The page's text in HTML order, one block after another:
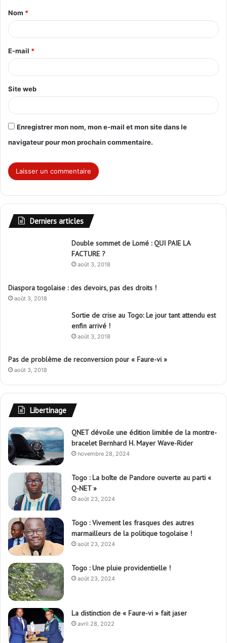
a
i
e
*
Nom *
E-mail *
Site web
Enregistrer mon nom, mon e-mail et mon site dans le
navigateur pour mon prochain commentaire.
Derniers articles
Double sommet de Lomé : QUI PAIE LA
FACTURE ?
août 3, 2018
Diaspora togolaise : des devoirs, pas des droits !
août 3, 2018
Sortie de crise au Togo: Le jour tant attendu est
enfin arrivé !
août 3, 2018
Pas de problème de reconversion pour « Faure-vi »
août 3, 2018
Libertinage
QNET dévoile une édition limitée de la montre-
bracelet Bernhard H. Mayer Wave-Rider
novembre 28, 2024
Togo : La boîte de Pandore ouverte au parti «
Q-NET »
août 23, 2024
Togo : Vivement les frasques des autres
marmailleurs de la politique togolaise !
août 23, 2024
Togo : Une pluie providentielle !
août 23, 2024
La distinction de « Faure-vi » fait jaser
avril 28, 2022